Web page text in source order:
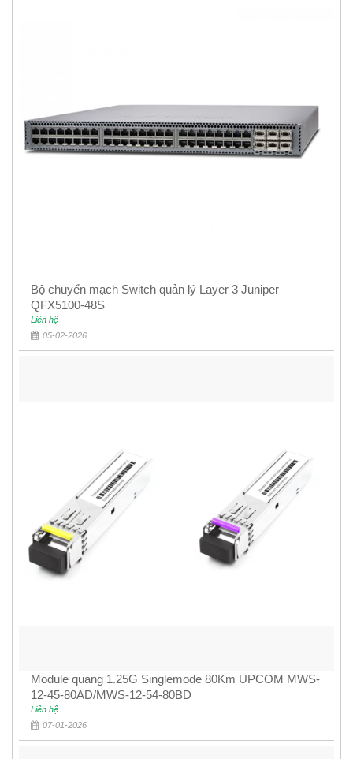
Bộ chuyển mạch Switch quản lý Layer 3 Juniper
QFX5100-48S
Liên hệ
05-02-2026
Module quang 1.25G Singlemode 80Km UPCOM MWS-
12-45-80AD/MWS-12-54-80BD
Liên hệ
07-01-2026